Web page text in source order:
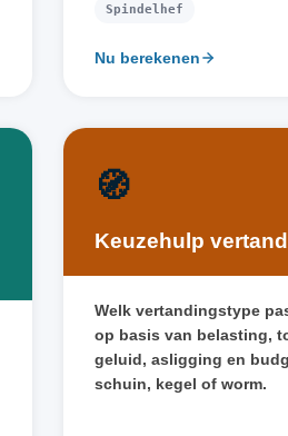
Spindelhef
Nu berekenen
🧭
Keuzehulp
Welk vertandingstype
op basis van belasting,
geluid, asligging en
schuin, kegel of worm.